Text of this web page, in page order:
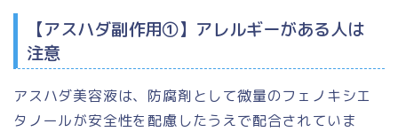
【アスハダ副作用①】アレルギーがある人は
注意
アスハダ美容液は、 防腐剤として微量のフェノキシエ
タノールが安全性を配慮したうえで配合されていま